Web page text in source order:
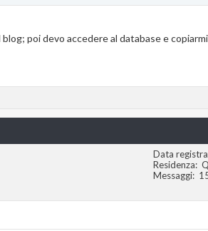
poi devo accedere al database e
Data
Residenza
Messaggi